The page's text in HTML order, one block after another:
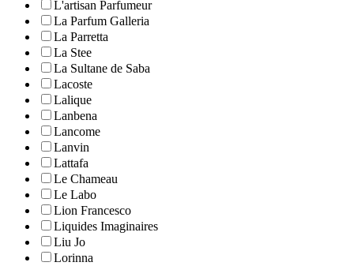
L'artisan Parfumeur
La Parfum Galleria
La Parretta
La Stee
La Sultane de Saba
Lacoste
Lalique
Lanbena
Lancome
Lanvin
Lattafa
Le Chameau
Le Labo
Lion Francesco
Liquides Imaginaires
Liu Jo
Lorinna